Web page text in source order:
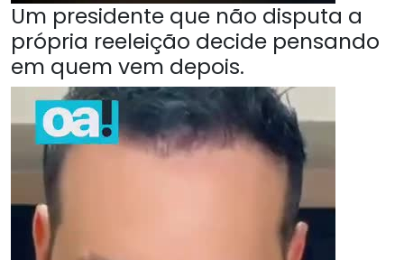
Um presidente que não disputa a
própria reeleição decide pensando
em quem vem depois.